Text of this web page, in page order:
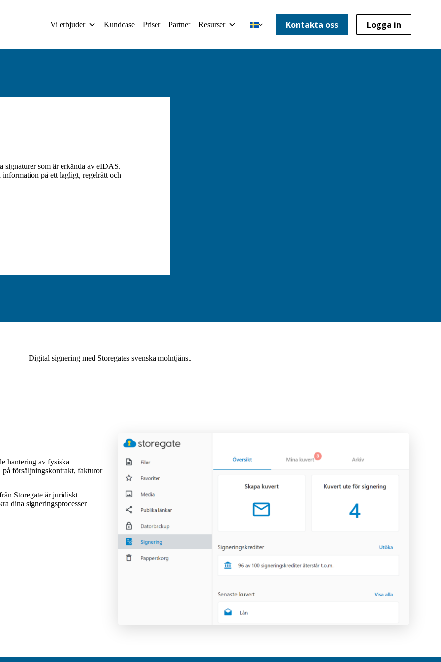
Vi erbjuder Kundcase Priser Partner Resurser Kontakta oss Logga in
signaturer som är erkända av eIDAS.
information på ett lagligt, regelrätt och
Digital signering med Storegates svenska molntjänst.
hantering av fysiska
på försäljningskontrakt, fakturor
Storegate är juridiskt
dina signeringsprocesser